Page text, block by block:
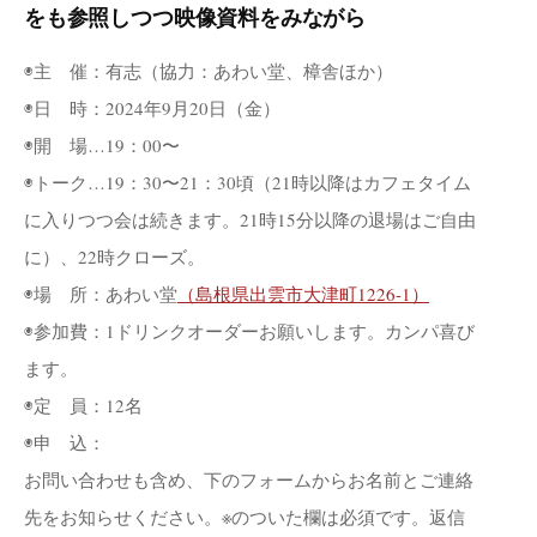
をも参照しつつ映像資料をみながら
◉主 催：有志（協力：あわい堂、樟舎ほか）
◉日 時：2024年9月20日（金）
◉開 場…19：00〜
◉トーク…19：30〜21：30頃（21時以降はカフェタイム
に入りつつ会は続きます。21時15分以降の退場はご自由
に）、22時クローズ。
◉場 所：あわい堂 （島根県出雲市大津町1226-1）
◉参加費：1ドリンクオーダーお願いします。カンパ喜び
ます。
◉定 員：12名
◉申 込：
お問い合わせも含め、下のフォームからお名前とご連絡
先をお知らせください。※のついた欄は必須です。返信